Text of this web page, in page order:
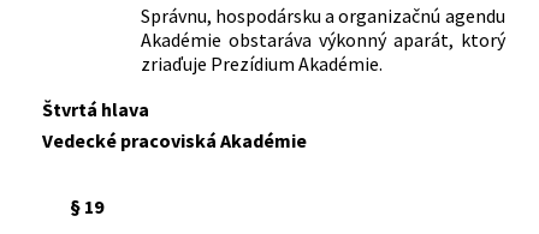
Správnu, hospodársku a organizačnú agendu
Akadémie obstaráva výkonný aparát, ktorý
zriaďuje Prezídium Akadémie.
Štvrtá hlava
Vedecké pracoviská Akadémie
§ 19